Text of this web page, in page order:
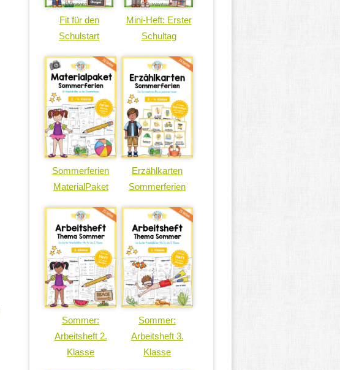
Fit für den
Schulstart
Mini-Heft: Erster
Schultag
Sommerferien
MaterialPaket
Erzählkarten
Sommerferien
Sommer:
Arbeitsheft 2.
Klasse
Sommer:
Arbeitsheft 3.
Klasse